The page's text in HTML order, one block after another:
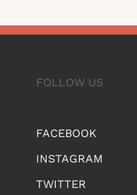
FOLLOW US
FACEBOOK
INSTAGRAM
TWITTER